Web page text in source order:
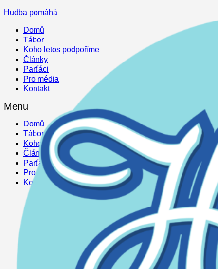
Hudba pomáhá
Domů
Tábor
Koho letos podpoříme
Články
Parťáci
Pro média
Kontakt
Menu
Domů
Tábor
Koho letos podpoříme
Články
Parťáci
Pro média
Kontakt